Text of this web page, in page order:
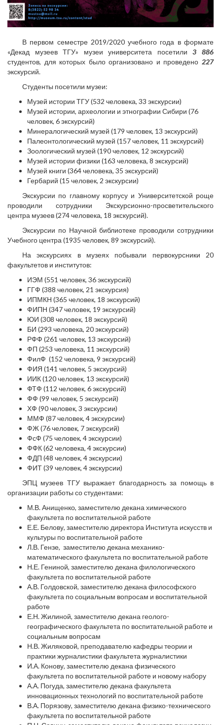
В первом семестре 2019/2020 учебного года в формате
«Декад музеев ТГУ» музеи университета посетили3
886
студентов, для которых было организовано и проведено 227
экскурсий.
Студенты посетили музеи:
Музей истории ТГУ (532 человека, 33 экскурсии)
Музей истории, археологии и этнографии Сибири (76
человек, 6 экскурсий)
Минералогический музей (179 человек, 13 экскурсий)
Палеонтологический музей (157 человек, 11 экскурсий)
Зоологический музей (190 человек, 12 экскурсий)
Музей истории физики (163 человека, 8 экскурсий)
Музей книги (364 человека, 35 экскурсий)
Гербарий (15 человек, 2 экскурсии)
Экскурсии по главному корпусу и Университетской роще
проводили сотрудники Экскурсионно-просветительского
центра музеев (274 человека, 18 экскурсий).
Экскурсии по Научной библиотеке проводили сотрудники
Учебного центра (1935 человек, 89 экскурсий).
На экскурсиях в музеях побывали первокурсники 20
факультетов и институтов:
ИЭМ (551 человек, 36 экскурсий)
ГГФ (388 человек, 21 экскурсия)
ИПМКН (365 человек, 18 экскурсий)
ФИПН (347 человек, 19 экскурсий)
ЮИ (308 человек, 18 экскурсий)
БИ (293 человека, 20 экскурсий)
РФФ (261 человек, 13 экскурсий)
ФП (253 человека, 11 экскурсий)
ФилФ (152 человека, 9 экскурсий)
ФИЯ (141 человек, 5 экскурсий)
ИИК (120 человек, 13 экскурсий)
ФТФ (112 человек, 6 экскурсий)
ФФ (99 человек, 5 экскурсий)
ХФ (90 человек, 3 экскурсии)
ММФ (87 человек, 4 экскурсии)
ФЖ (76 человек, 7 экскурсий)
ФсФ (75 человек, 4 экскурсии)
ФФК (62 человека, 4 экскурсии)
ФДП (48 человек, 4 экскурсии)
ФИТ (39 человек, 4 экскурсии)
ЭПЦ музеев ТГУ выражает благодарность за помощь в
организации работы со студентами:
М.В. Анищенко, заместителю декана химического
факультета по воспитательной работе
Е.Е. Белову, заместителю директора Института искусств и
культуры по воспитательной работе
Л.В. Гензе, заместителю декана механико-
математического факультета по воспитательной работе
Н.Е. Гениной, заместителю декана филологического
факультета по воспитательной работе
А.В. Голдовской, заместителю декана философского
факультета по социальным вопросам и воспитательной
работе
Е.Н. Жилиной, заместителю декана геолого-
географического факультета по воспитательной работе и
социальным вопросам
Н.В. Жиляковой, преподавателю кафедры теории и
практики журналистики факультета журналистики
И.А. Конову, заместителю декана физического
факультета по воспитательной работе и новому набору
А.А. Погуда, заместителю декана факультета
инновационных технологий по воспитательной работе
В.А. Порязову, заместителю декана физико-технического
факультета по воспитательной работе